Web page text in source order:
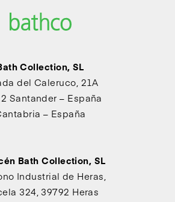
Collection, SL
del Caleruco, 21A
Santander – España
– España
Bath Collection, SL
Industrial de Heras,
324, 39792 Heras